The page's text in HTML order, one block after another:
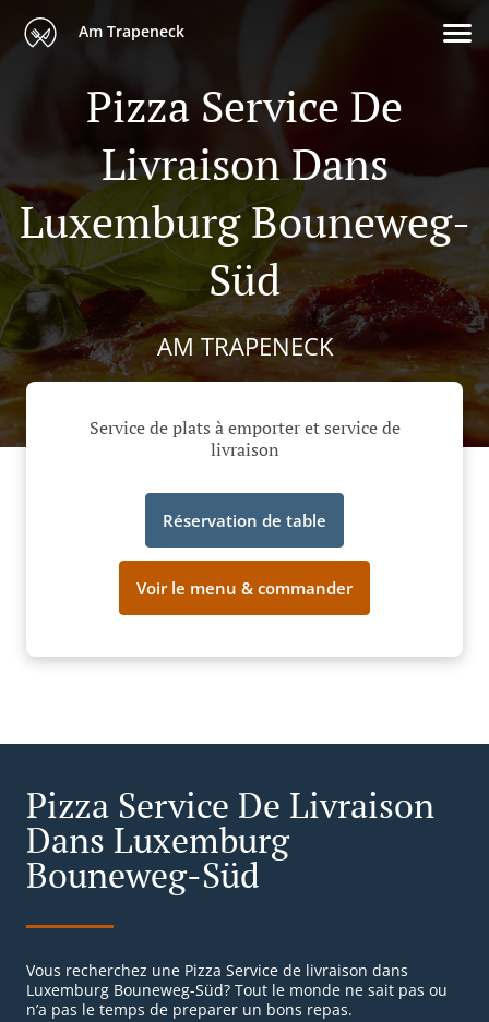
Am Trapeneck
Pizza Service De
Livraison Dans
Luxemburg Bouneweg-
Süd
AM TRAPENECK
Service de plats à emporter et service de
livraison
Réservation de table
Voir le menu & commander
Pizza Service De Livraison
Dans Luxemburg
Bouneweg-Süd
Vous recherchez une Pizza Service de livraison dans
Luxemburg Bouneweg-Süd? Tout le monde ne sait pas ou
n’a pas le temps de preparer un bons repas.